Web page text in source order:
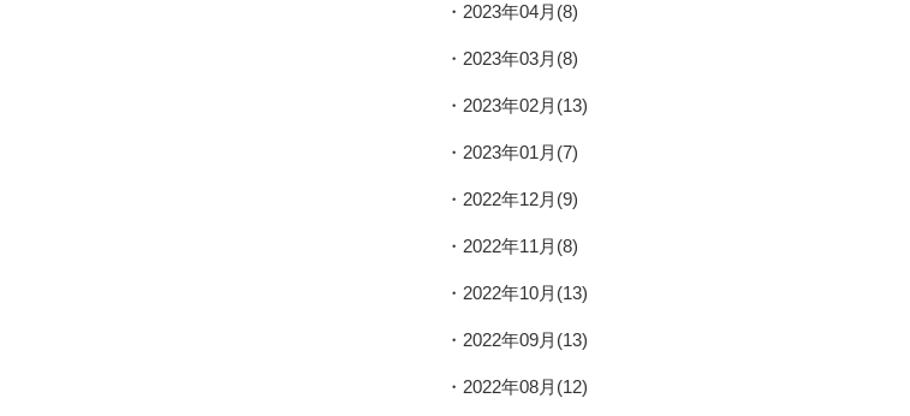
2023年04月(8)
2023年03月(8)
2023年02月(13)
2023年01月(7)
2022年12月(9)
2022年11月(8)
2022年10月(13)
2022年09月(13)
2022年08月(12)